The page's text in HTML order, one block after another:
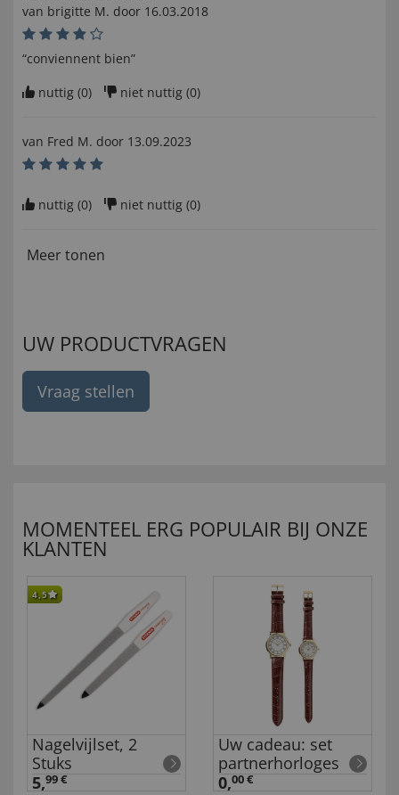
van brigitte M. door 16.03.2018
“conviennent bien”
nuttig (0) niet nuttig (0)
van Fred M. door 13.09.2023
nuttig (0) niet nuttig (0)
Meer tonen
UW PRODUCTVRAGEN
Vraag stellen
MOMENTEEL ERG POPULAIR BIJ ONZE
KLANTEN
4,5
Nagelvijlset, 2
Stuks
5,99 €
Uw cadeau: set
partnerhorloges
0,00 €